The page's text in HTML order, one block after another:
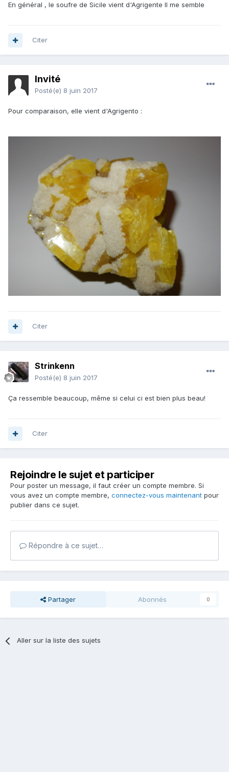
En général , le soufre de Sicile vient d'Agrigente Il me semble
Citer
Invité
Posté(e) 8 juin 2017
Pour comparaison, elle vient d'Agrigento :
Citer
Strinkenn
Posté(e) 8 juin 2017
Ça ressemble beaucoup, même si celui ci est bien plus beau!
Citer
Rejoindre le sujet et participer
Pour poster un message, il faut créer un compte membre. Si
vous avez un compte membre, connectez-vous maintenant pour
publier dans ce sujet.
Répondre à ce sujet…
Partager Abonnés 0
Aller sur la liste des sujets